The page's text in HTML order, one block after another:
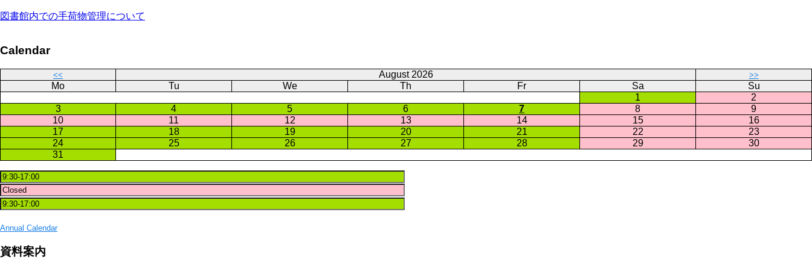
図書館内での手荷物管理について
Calendar
<< August 2026 >>
Mo Tu We Th Fr Sa
Su
1
2
3
4 5 6 7 8
9
10
11 12 13 14 15
16
17
18 19 20 21 22
23
24
25 26 27 28 29
30
31
Annual Calendar
資料案内